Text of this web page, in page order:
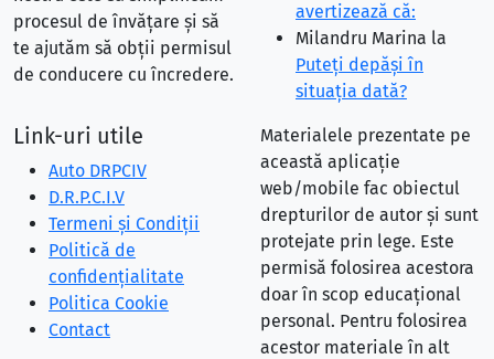
procesul de învățare și să
te ajutăm să obții permisul
de conducere cu încredere.
avertizează că:
Milandru Marina la
Puteţi depăşi în
situaţia dată?
Link-uri utile
Auto DRPCIV
D.R.P.C.I.V
Termeni și Condiții
Politică de
confidențialitate
Politica Cookie
Contact
Materialele prezentate pe
această aplicație
web/mobile fac obiectul
drepturilor de autor și sunt
protejate prin lege. Este
permisă folosirea acestora
doar în scop educațional
personal. Pentru folosirea
acestor materiale în alt